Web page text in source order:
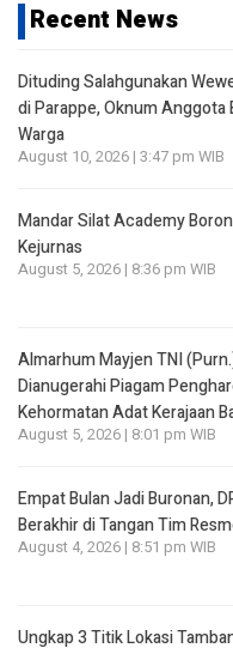
Recent News
Dituding Salahgunakan
di Parappe, Oknum Anggota
Warga
August 10, 2026 | 3:47 pm WIB
Mandar Silat Academy
Kejurnas
August 5, 2026 | 8:36 pm WIB
Almarhum Mayjen TNI
Dianugerahi Piagam
Kehormatan Adat Kerajaan
August 5, 2026 | 8:01 pm WIB
Empat Bulan Jadi Buronan,
Berakhir di Tangan Tim
August 4, 2026 | 8:51 pm WIB
Ungkap 3 Titik Lokasi